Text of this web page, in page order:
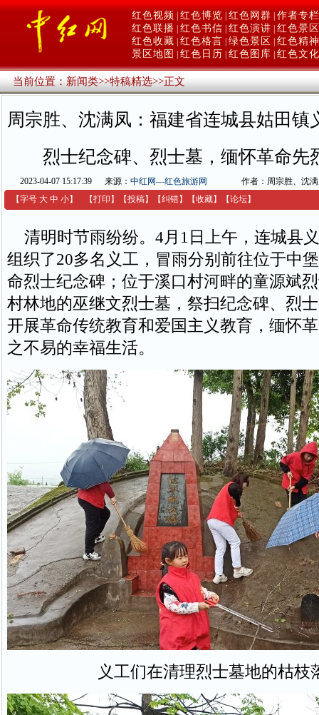
红色视频 红色博览 红色网群 作者专栏
红色联播 红色书信 红色演讲 红色景区
红色收藏 红色格言 绿色景区
红色精神
景区地图
红色日历 红色图库 红色文化
当前位置：新闻类>>特稿精选>>正文
周宗胜、沈满凤：福建省连城县姑田镇
烈士纪念碑、烈士墓，缅怀革命先
2023-04-07 15:17:39 来源： 中红网—红色旅游网
作者：周宗胜、沈
【字号 大 中 小】 【打印 】 【投稿】 【纠错】 【收藏】 【论坛】
清明时节雨纷纷。4月1日上午，连城县
组织了20多名义工，冒雨分别前往位于中
命烈士纪念碑；位于溪口村河畔的童源斌
村林地的巫继文烈士墓，祭扫纪念碑、烈
开展革命传统教育和爱国主义教育，缅怀
之不易的幸福生活。
义工们在清理烈士墓地的枯枝